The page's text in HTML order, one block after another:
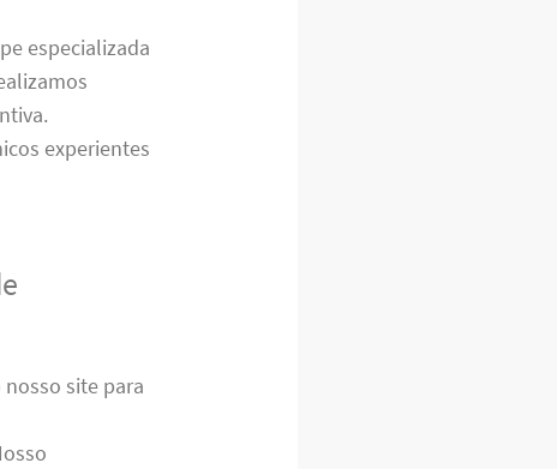
especializada
experientes
site para